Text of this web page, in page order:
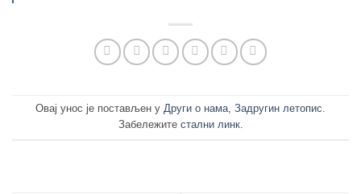
Овај унос је постављен у Други о нама, Задругин летопис.
Забележите стални линк.